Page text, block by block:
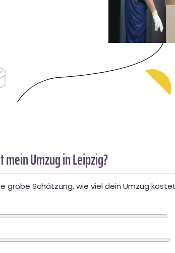
Umzug in Leipzig?
grobe Schätzung, wie viel dein Umzug